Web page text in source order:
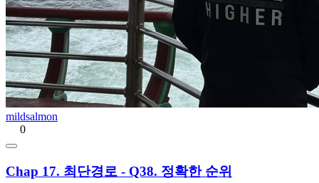
mildsalmon
0
Chap 17. 최단경로 - Q38. 정확한 순위